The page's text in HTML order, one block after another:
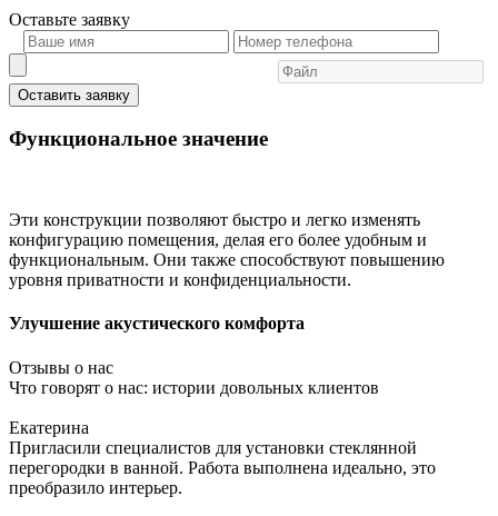
Оставьте заявку
Оставить заявку
Функциональное значение
Эти конструкции позволяют быстро и легко изменять
конфигурацию помещения, делая его более удобным и
функциональным. Они также способствуют повышению
уровня приватности и конфиденциальности.
Улучшение акустического комфорта
Отзывы о нас
Что говорят о нас: истории довольных клиентов
Екатерина
Пригласили специалистов для установки стеклянной
перегородки в ванной. Работа выполнена идеально, это
преобразило интерьер.